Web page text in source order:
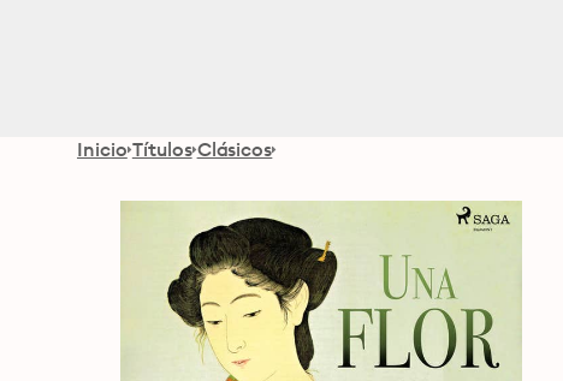
Inicio Títulos Clásicos